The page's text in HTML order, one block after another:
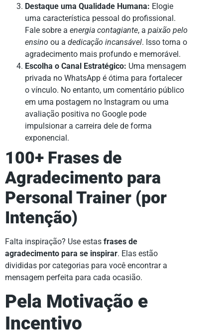
Destaque uma Qualidade Humana: Elogie
uma característica pessoal do profissional.
Fale sobre a energia contagiante, a paixão pelo
ensino ou a dedicação incansável. Isso torna o
agradecimento mais profundo e memorável.
Escolha o Canal Estratégico: Uma mensagem
privada no WhatsApp é ótima para fortalecer
o vínculo. No entanto, um comentário público
em uma postagem no Instagram ou uma
avaliação positiva no Google pode
impulsionar a carreira dele de forma
exponencial.
100+ Frases de
Agradecimento para
Personal Trainer (por
Intenção)
Falta inspiração? Use estas frases de
agradecimento para se inspirar. Elas estão
divididas por categorias para você encontrar a
mensagem perfeita para cada ocasião.
Pela Motivação e
Incentivo